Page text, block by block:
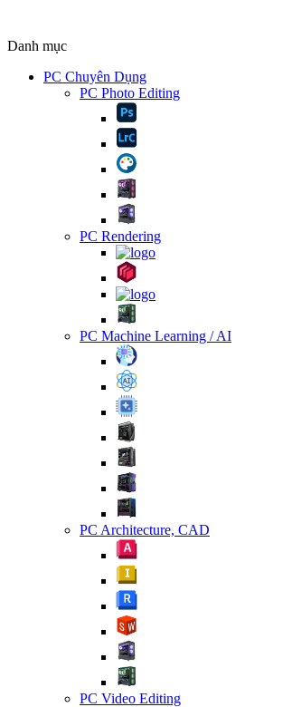
Danh mục
PC Chuyên Dụng
PC Photo Editing
PC Rendering
PC Machine Learning / AI
PC Architecture, CAD
PC Video Editing